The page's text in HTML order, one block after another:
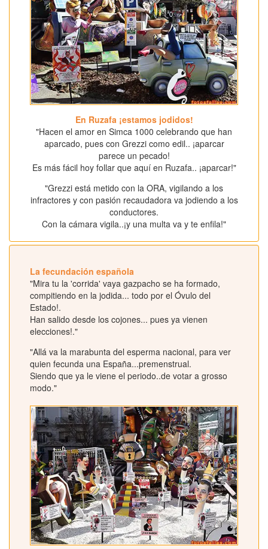
En Ruzafa ¡estamos jodidos!
"Hacen el amor en Simca 1000 celebrando que han
aparcado, pues con Grezzi como edil.. ¡aparcar
parece un pecado!
Es más fácil hoy follar que aquí en Ruzafa.. ¡aparcar!"
"Grezzi está metido con la ORA, vigilando a los
infractores y con pasión recaudadora va jodiendo a los
conductores.
Con la cámara vigila..¡y una multa va y te enfila!"
La fecundación española
"Mira tu la 'corrida' vaya gazpacho se ha formado,
compitiendo en la jodida... todo por el Óvulo del
Estado!.
Han salido desde los cojones... pues ya vienen
elecciones!."
"Allá va la marabunta del esperma nacional, para ver
quien fecunda una España...premenstrual.
Siendo que ya le viene el periodo..de votar a grosso
modo."